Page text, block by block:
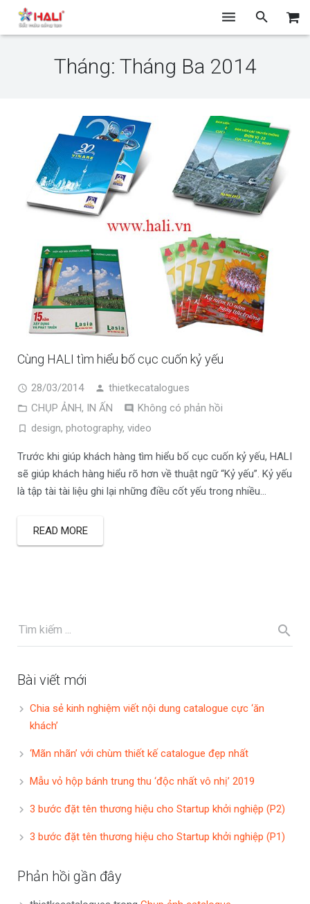
CHỤP ẢNH
BLOG
Tháng: Tháng Ba 2014
Cùng HALI tìm hiểu bố cục cuốn kỷ yếu
28/03/2014
thietkecatalogues
CHỤP ẢNH, IN ẤN
Không có phản hồi
design, photography, video
Trước khi giúp khách hàng tìm hiểu bố cục cuốn kỷ yếu, HALI
sẽ giúp khách hàng hiểu rõ hơn về thuật ngữ “Kỷ yếu”. Kỷ yếu
là tập tài tài liệu ghi lại những điều cốt yếu trong nhiều…
READ MORE
Bài viết mới
Chia sẻ kinh nghiệm viết nội dung catalogue cực ‘ăn
khách’
‘Mãn nhãn’ với chùm thiết kế catalogue đẹp nhất
Mẫu vỏ hộp bánh trung thu ‘độc nhất vô nhị’ 2019
3 bước đặt tên thương hiệu cho Startup khởi nghiệp (P2)
3 bước đặt tên thương hiệu cho Startup khởi nghiệp (P1)
Phản hồi gần đây